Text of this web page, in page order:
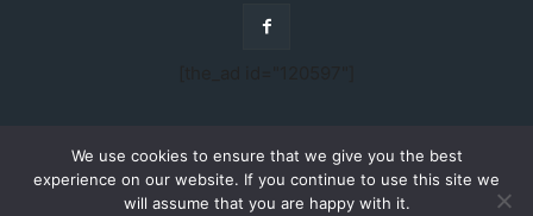
© Copyright - 2015 - 2023 - Ziarul Hunedoreanului
We use cookies to ensure that we give you the best
experience on our website. If you continue to use this site we
will assume that you are happy with it.